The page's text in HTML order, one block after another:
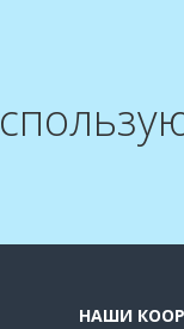
НАШИ